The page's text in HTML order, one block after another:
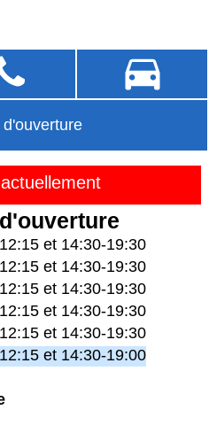
et 14:30-19:30
et 14:30-19:30
et 14:30-19:30
et 14:30-19:30
et 14:30-19:30
et 14:30-19:00